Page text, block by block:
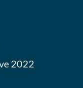
2022